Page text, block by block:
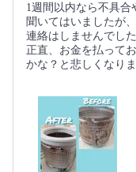
1週間以内なら不具合
聞いてはいましたが
連絡はしませんでした
正直、お金を払って
かな？と悲しくなりま